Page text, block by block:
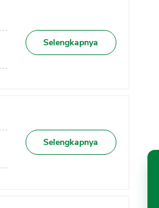
Selengkapnya
Selengkapnya